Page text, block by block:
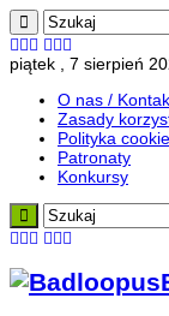
piątek , 7 sierpień
O nas /
Zasady
Polityka
Patronaty
Konkursy